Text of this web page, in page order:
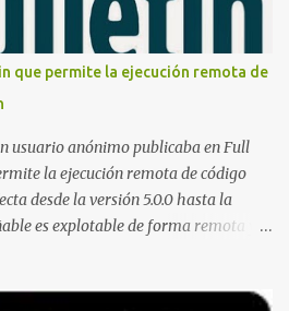
o cambiar notas de cursos. La Lista
mundial después de un informe
Times, trabaja al estilo "llave en
propuesta, recibe ofertas para prestar
promotores del sitio de que el
que permite la ejecución remota de
usuario anónimo publicaba en Full
la ejecución remota de código
desde la versión 5.0.0 hasta la
es explotable de forma remota y
las analiza en el servidor sin las